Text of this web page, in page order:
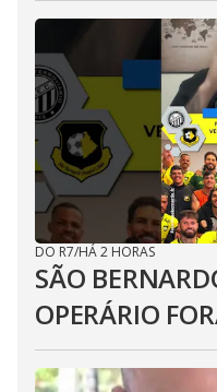
DO R7/HÁ 2 HORAS
SÃO
OPERÁRIO